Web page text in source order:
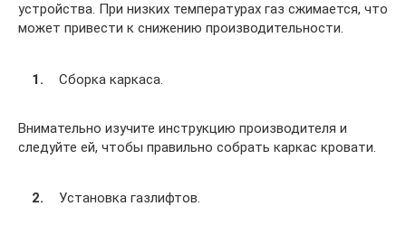
устройства. При низких температурах газ сжимается, что
может привести к снижению производительности.
Сборка каркаса.
Внимательно изучите инструкцию производителя и
следуйте ей, чтобы правильно собрать каркас кровати.
Установка газлифтов.